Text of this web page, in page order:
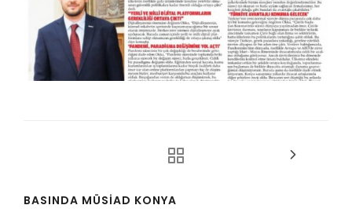
BASINDA MÜSİAD KONYA